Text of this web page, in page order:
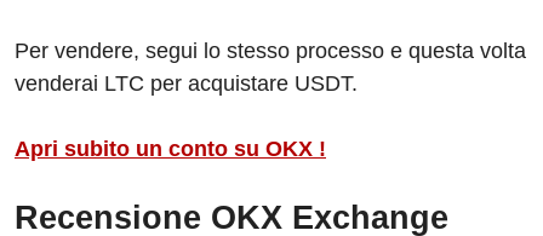
Per vendere, segui lo stesso processo e questa volta
venderai LTC per acquistare USDT.
Apri subito un conto su OKX !
Recensione OKX Exchange